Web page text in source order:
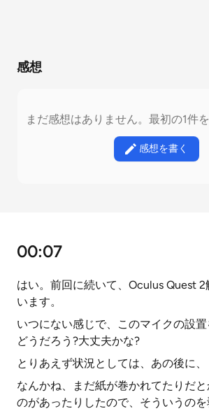
感想
まだ感想はありません。最初の1件
感想を書く
00:07
はい。前回に続いて、Oculus Quest
います。
いつにない感じで、このマイクの設置
どうだろう?大丈夫かな?
とりあえず状況としては、あの後に、
なんかね、まだ紙が巻かれてたりだ
のがあったりしたので、そういうのを